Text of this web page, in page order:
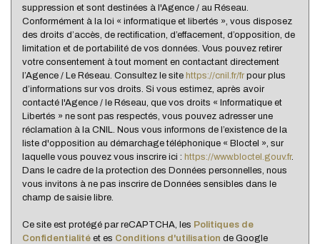
Taxe habitation
Taxe foncière
16,21 %
Habitants de moins de 25 ans
36,59 %
Habitants de 25 à 55 ans
41,03 %
Habitants de plus de 55 ans
22,38 %
Nombre d'enfants par famille
Familles sans enfant
44,77 %
Familles avec 1 ou 2 enfants
0 %
Maisons
6,25 %
Familles avec 3 enfants
suppression et sont destinées à l'Agence / au Réseau.
Conformément à la loi « informatique et libertés », vous disposez
des droits d’accès, de rectification, d’effacement, d’opposition, de
limitation et de portabilité de vos données. Vous pouvez retirer
votre consentement à tout moment en contactant directement
l’Agence / Le Réseau. Consultez le site https://cnil.fr/fr pour plus
d’informations sur vos droits. Si vous estimez, après avoir
contacté l'Agence / le Réseau, que vos droits « Informatique et
Libertés » ne sont pas respectés, vous pouvez adresser une
réclamation à la CNIL. Nous vous informons de l’existence de la
liste d'opposition au démarchage téléphonique « Bloctel », sur
laquelle vous pouvez vous inscrire ici : https://www.bloctel.gouv.fr.
Dans le cadre de la protection des Données personnelles, nous
vous invitons à ne pas inscrire de Données sensibles dans le
champ de saisie libre.
Ce site est protégé par reCAPTCHA, les Politiques de
Confidentialité et es Conditions d'utilisation de Google